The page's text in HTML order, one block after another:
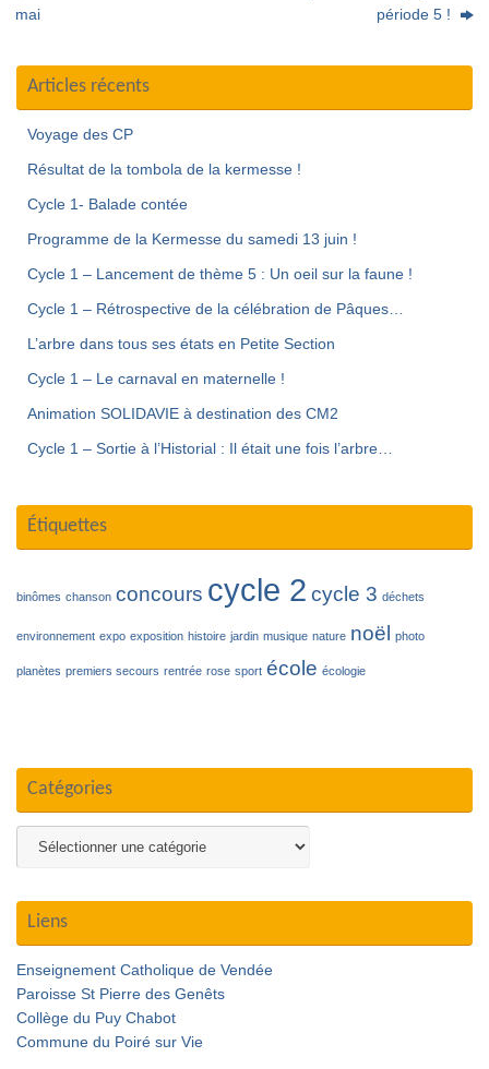
mai
période 5 !
Articles récents
Voyage des CP
Résultat de la tombola de la kermesse !
Cycle 1- Balade contée
Programme de la Kermesse du samedi 13 juin !
Cycle 1 – Lancement de thème 5 : Un oeil sur la faune !
Cycle 1 – Rétrospective de la célébration de Pâques…
L’arbre dans tous ses états en Petite Section
Cycle 1 – Le carnaval en maternelle !
Animation SOLIDAVIE à destination des CM2
Cycle 1 – Sortie à l’Historial : Il était une fois l’arbre…
Étiquettes
binômes chanson concours cycle 2 cycle 3 déchets
environnement expo exposition histoire jardin musique nature noël photo
planètes premiers secours rentrée rose sport école écologie
Catégories
Liens
Enseignement Catholique de Vendée
Paroisse St Pierre des Genêts
Collège du Puy Chabot
Commune du Poiré sur Vie